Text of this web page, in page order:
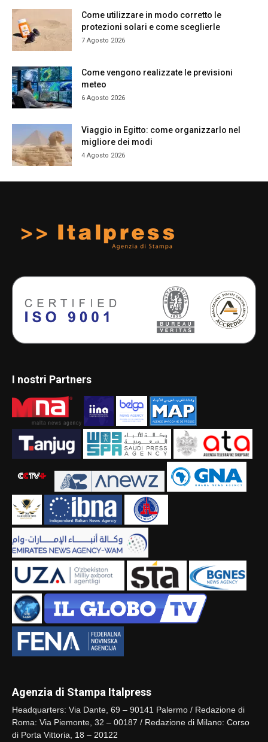
Come utilizzare in modo corretto le
protezioni solari e come sceglierle
7 Agosto 2026
Come vengono realizzate le previsioni
meteo
6 Agosto 2026
Viaggio in Egitto: come organizzarlo nel
migliore dei modi
4 Agosto 2026
I nostri Partners
Agenzia di Stampa Italpress
Headquarters: Via Dante, 69 – 90141 Palermo / Redazione di
Roma: Via Piemonte, 32 – 00187 / Redazione di Milano: Corso
di Porta Vittoria, 18 – 20122